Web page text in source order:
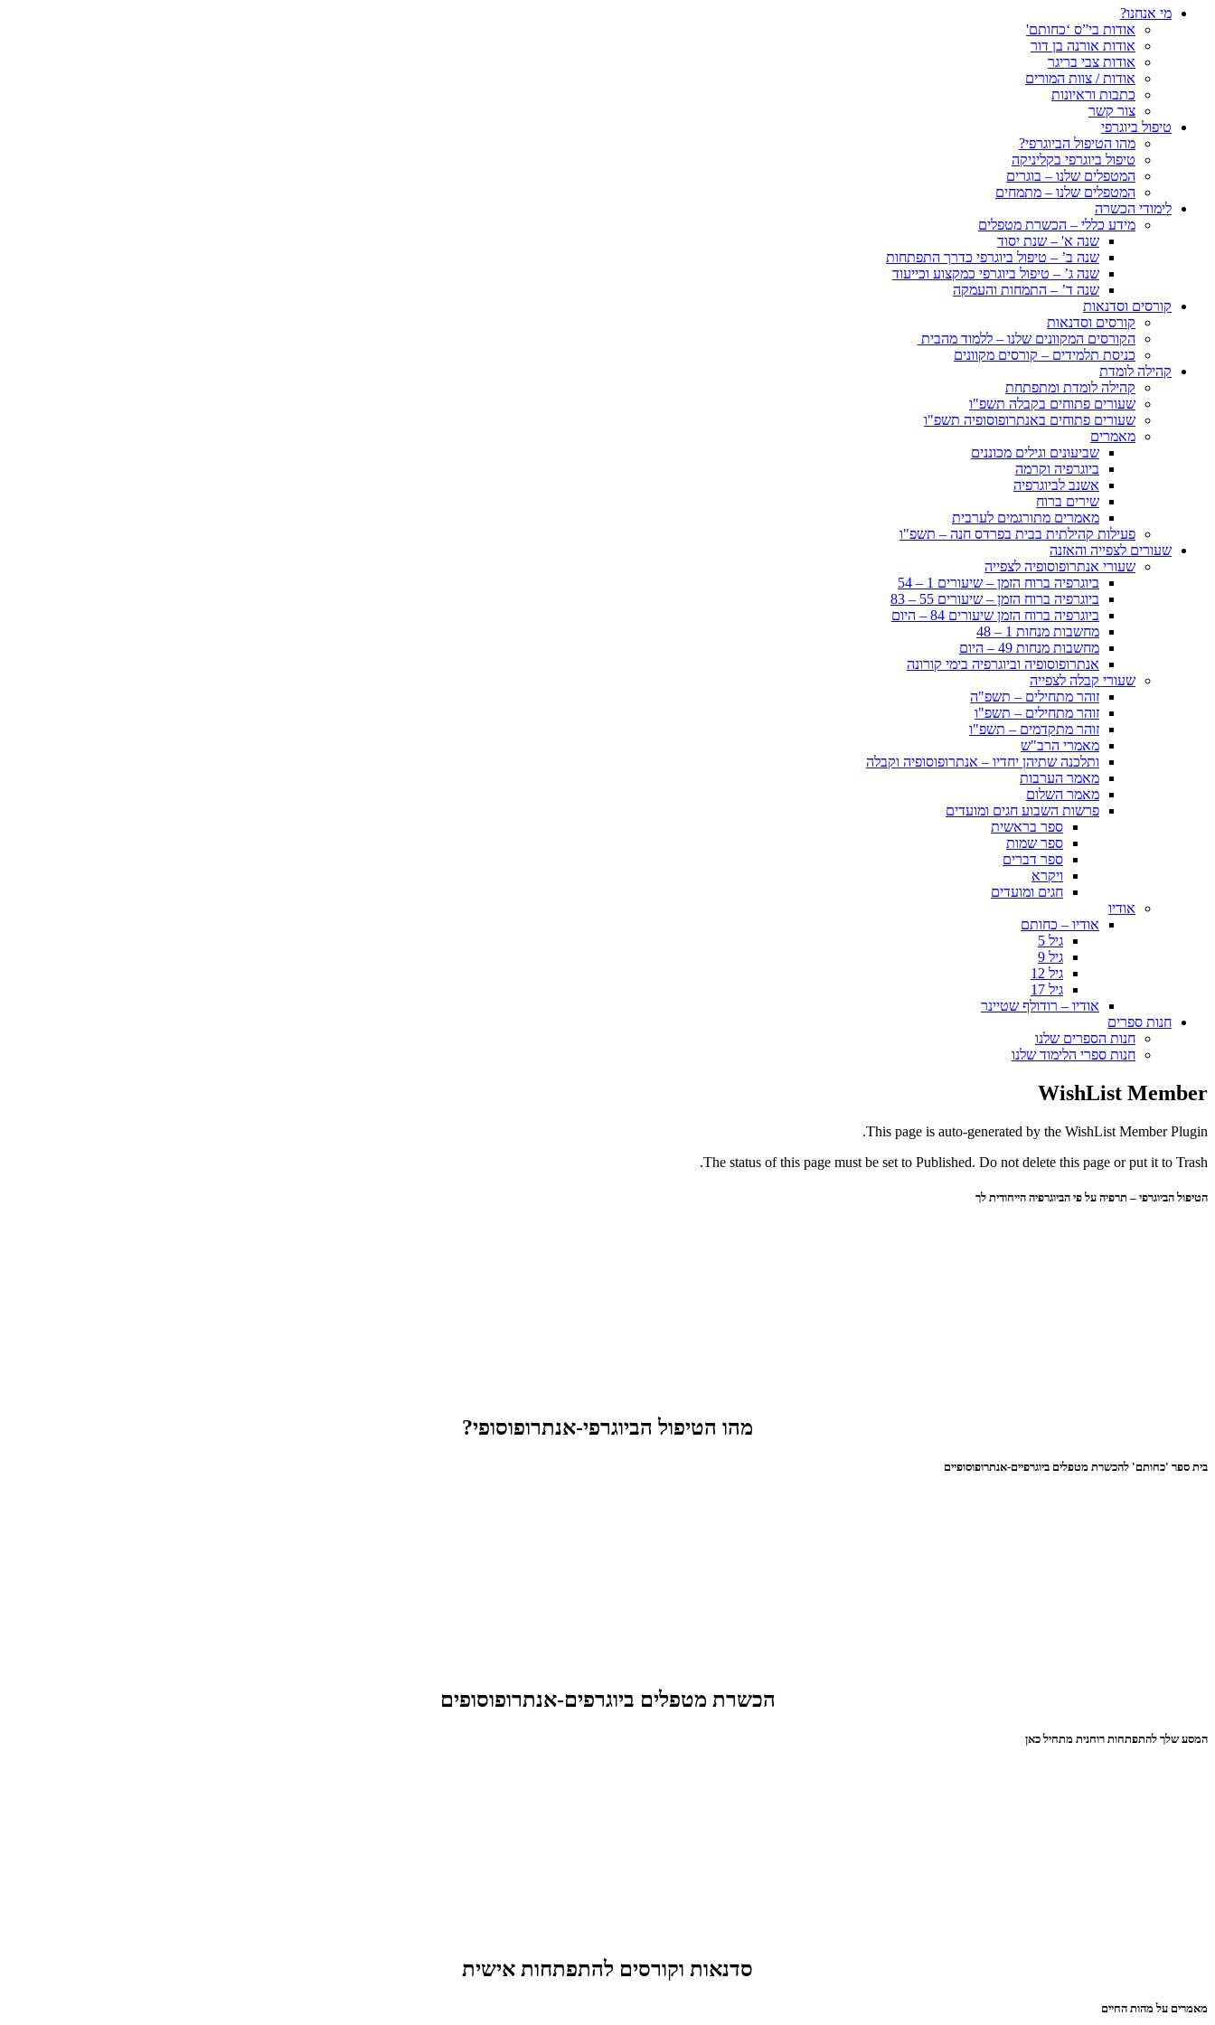
מי אנחנו?
אודות בי”ס ‘כחותם'
אודות אורנה בן דור
אודות צבי בריגר
אודות / צוות המורים
כתבות וראיונות
צור קשר
טיפול ביוגרפי
מהו הטיפול הביוגרפי?
טיפול ביוגרפי בקליניקה
המטפלים שלנו – בוגרים
המטפלים שלנו – מתמחים
לימודי הכשרה
מידע כללי – הכשרת מטפלים
שנה א' – שנת יסוד
שנה ב’ – טיפול ביוגרפי כדרך התפתחות
שנה ג’ – טיפול ביוגרפי כמקצוע וכייעוד
שנה ד’ – התמחות והעמקה
קורסים וסדנאות
קורסים וסדנאות
הקורסים המקוונים שלנו – ללמוד מהבית
כניסת תלמידים – קורסים מקוונים
קהילה לומדת
קהילה לומדת ומתפתחת
שעורים פתוחים בקבלה תשפ"ו
שעורים פתוחים באנתרופוסופיה תשפ"ו
מאמרים
שביעונים וגילים מכוננים
ביוגרפיה וקרמה
אשנב לביוגרפיה
שירים ברוח
מאמרים מתורגמים לערבית
פעילות קהילתית בבית בפרדס חנה – תשפ"ו
שעורים לצפייה והאזנה
שעורי אנתרופוסופיה לצפייה
ביוגרפיה ברוח הזמן – שיעורים 1 – 54
ביוגרפיה ברוח הזמן – שיעורים 55 – 83
ביוגרפיה ברוח הזמן שיעורים 84 – היום
מחשבות מנחות 1 – 48
מחשבות מנחות 49 – היום
אנתרופוסופיה וביוגרפיה בימי קורונה
שעורי קבלה לצפייה
זוהר מתחילים – תשפ"ה
זוהר מתחילים – תשפ"ו
זוהר מתקדמים – תשפ"ו
מאמרי הרב"ש
ותלכנה שתיהן יחדיו – אנתרופוסופיה וקבלה
מאמר הערבות
מאמר השלום
פרשות השבוע חגים ומועדים
ספר בראשית
ספר שמות
ספר דברים
ויקרא
חגים ומועדים
אודיו
אודיו – כחותם
גיל 5
גיל 9
גיל 12
גיל 17
אודיו – רודולף שטיינר
חנות ספרים
חנות הספרים שלנו
חנות ספרי הלימוד שלנו
WishList Member
This page is auto-generated by the WishList Member Plugin.
The status of this page must be set to Published. Do not delete this page or put it to Trash.
הטיפול הביוגרפי – תרפיה על פי הביוגרפיה הייחודית לך
מהו הטיפול הביוגרפי-אנתרופוסופי?
בית ספר 'כחותם' להכשרת מטפלים ביוגרפיים-אנתרופוסופיים
הכשרת מטפלים ביוגרפים-אנתרופוסופים
המסע שלך להתפתחות רוחנית מתחיל כאן
סדנאות וקורסים להתפתחות אישית
מאמרים על מהות החיים